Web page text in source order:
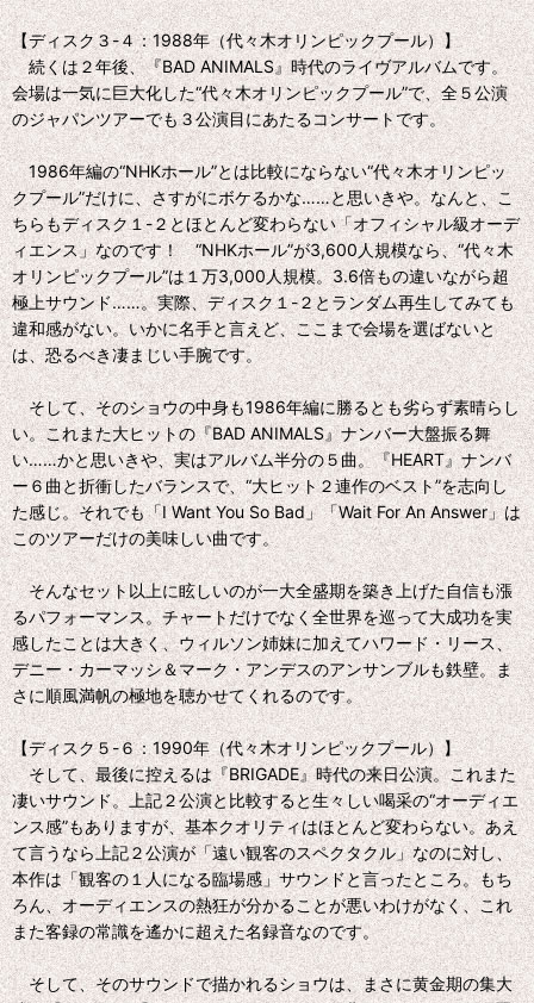
【ディスク３-４：1988年（代々木オリンピックプール）】
続くは２年後、『BAD ANIMALS』時代のライヴアルバムです。
会場は一気に巨大化した“代々木オリンピックプール”で、全５公演
のジャパンツアーでも３公演目にあたるコンサートです。
1986年編の“NHKホール”とは比較にならない“代々木オリンピッ
クプール”だけに、さすがにボケるかな……と思いきや。なんと、こ
ちらもディスク１-２とほとんど変わらない「オフィシャル級オーデ
ィエンス」なのです！ “NHKホール”が3,600人規模なら、“代々木
オリンピックプール”は１万3,000人規模。3.6倍もの違いながら超
極上サウンド……。実際、ディスク１-２とランダム再生してみても
違和感がない。いかに名手と言えど、ここまで会場を選ばないと
は、恐るべき凄まじい手腕です。
そして、そのショウの中身も1986年編に勝るとも劣らず素晴らし
い。これまた大ヒットの『BAD ANIMALS』ナンバー大盤振る舞
い……かと思いきや、実はアルバム半分の５曲。『HEART』ナンバ
ー６曲と折衝したバランスで、“大ヒット２連作のベスト”を志向し
た感じ。それでも「I Want You So Bad」「Wait For An Answer」は
このツアーだけの美味しい曲です。
そんなセット以上に眩しいのが一大全盛期を築き上げた自信も漲
るパフォーマンス。チャートだけでなく全世界を巡って大成功を実
感したことは大きく、ウィルソン姉妹に加えてハワード・リース、
デニー・カーマッシ＆マーク・アンデスのアンサンブルも鉄壁。ま
さに順風満帆の極地を聴かせてくれるのです。
【ディスク５-６：1990年（代々木オリンピックプール）】
そして、最後に控えるは『BRIGADE』時代の来日公演。これまた
凄いサウンド。上記２公演と比較すると生々しい喝采の“オーディエ
ンス感”もありますが、基本クオリティはほとんど変わらない。あえ
て言うなら上記２公演が「遠い観客のスペクタクル」なのに対し、
本作は「観客の１人になる臨場感」サウンドと言ったところ。もち
ろん、オーディエンスの熱狂が分かることが悪いわけがなく、これ
また客録の常識を遙かに超えた名録音なのです。
そして、そのサウンドで描かれるショウは、まさに黄金期の集大